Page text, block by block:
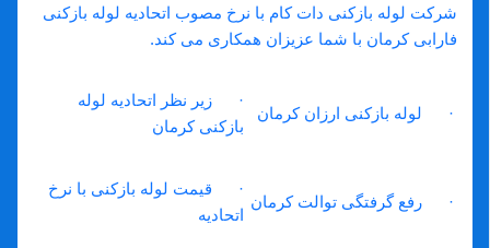
شرکت لوله بازکنی دات کام با نرخ مصوب اتحادیه لوله بازکنی
فارابی کرمان با شما عزیزان همکاری می کند.
· لوله بازکنی ارزان کرمان
· زیر نظر اتحادیه لوله
بازکنی کرمان
· رفع گرفتگی توالت کرمان
· قیمت لوله بازکنی با نرخ
اتحادیه